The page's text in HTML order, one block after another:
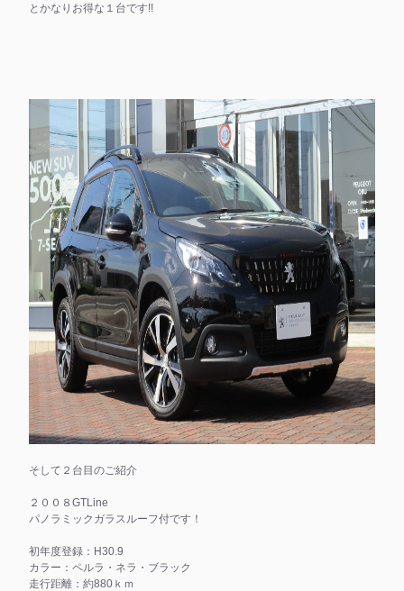
とかなりお得な１台です!!
そして２台目のご紹介
２００８GTLine
パノラミックガラスルーフ付です！
初年度登録：H30.9
カラー：ペルラ・ネラ・ブラック
走行距離：約880ｋｍ